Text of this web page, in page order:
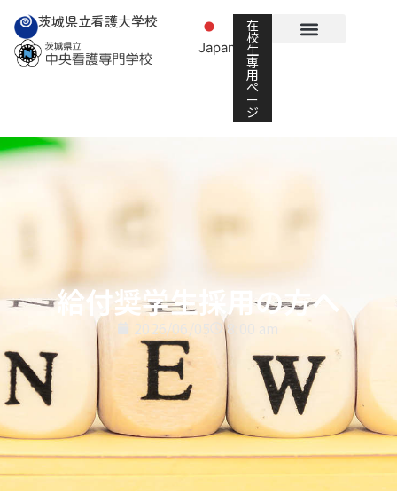
茨城県立看護大学校
Japanese
在
校
生
専
用
ペ
ー
ジ
給付奨学生採用の方へ
2026/06/05 8:00 am